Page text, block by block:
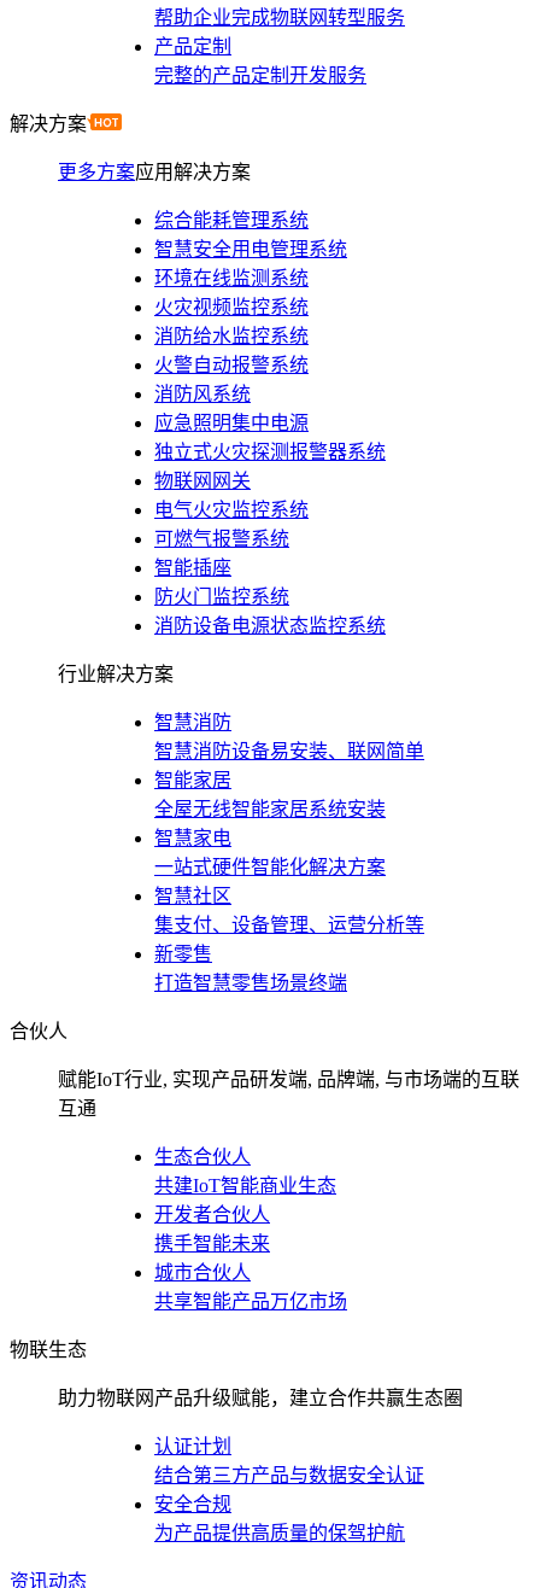
帮助企业完成物联网转型服务
产品定制
完整的产品定制开发服务
解决方案
更多方案应用解决方案
综合能耗管理系统
智慧安全用电管理系统
环境在线监测系统
火灾视频监控系统
消防给水监控系统
火警自动报警系统
消防风系统
应急照明集中电源
独立式火灾探测报警器系统
物联网网关
电气火灾监控系统
可燃气报警系统
智能插座
防火门监控系统
消防设备电源状态监控系统
行业解决方案
智慧消防
智慧消防设备易安装、联网简单
智能家居
全屋无线智能家居系统安装
智慧家电
一站式硬件智能化解决方案
智慧社区
集支付、设备管理、运营分析等
新零售
打造智慧零售场景终端
合伙人
赋能IoT行业, 实现产品研发端, 品牌端, 与市场端的互联
互通
生态合伙人
共建IoT智能商业生态
开发者合伙人
携手智能未来
城市合伙人
共享智能产品万亿市场
物联生态
助力物联网产品升级赋能，建立合作共赢生态圈
认证计划
结合第三方产品与数据安全认证
安全合规
为产品提供高质量的保驾护航
资讯动态